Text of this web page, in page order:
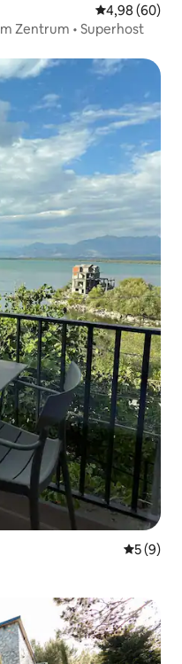
4,98 (60)
Zentrum • Superhost
5 (9)